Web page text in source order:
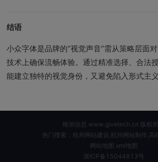
结语
小众字体是品牌的“视觉声音”需从策略层面
技术上确保流畅体验。通过精准选择、合法
能建立独特的视觉身份，又避免陷入形式主义
格加信息 www.givetech.cn 版权
热门搜索：杭州网站建设,杭州网站制作,高
网站地图 xml地图
浙ICP备15044813号